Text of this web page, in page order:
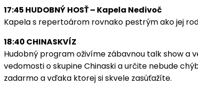
17:45 HUDOBNÝ HOSŤ – Kapela Nedivoč
Kapela s repertoárom rovnako pestrým ako jej
18:40 CHINASKVÍZ
Hudobný program oživíme zábavnou talk show a
vedomosti o skupine Chinaski a určite nebude
zadarmo a vďaka ktorej si skvele zasúťažíte.